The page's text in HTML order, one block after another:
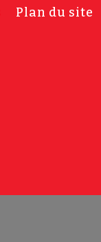
Plan du site